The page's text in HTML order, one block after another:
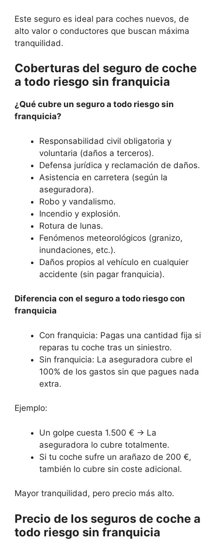
Este seguro es ideal para coches nuevos, de
alto valor o conductores que buscan máxima
tranquilidad.
Coberturas del seguro de coche
a todo riesgo sin franquicia
¿Qué cubre un seguro a todo riesgo sin
franquicia?
Responsabilidad civil obligatoria y
voluntaria (daños a terceros).
Defensa jurídica y reclamación de daños.
Asistencia en carretera (según la
aseguradora).
Robo y vandalismo.
Incendio y explosión.
Rotura de lunas.
Fenómenos meteorológicos (granizo,
inundaciones, etc.).
Daños propios al vehículo en cualquier
accidente (sin pagar franquicia).
Diferencia con el seguro a todo riesgo con
franquicia
Con franquicia: Pagas una cantidad fija si
reparas tu coche tras un siniestro.
Sin franquicia: La aseguradora cubre el
100% de los gastos sin que pagues nada
extra.
Ejemplo:
Un golpe cuesta 1.500 € → La
aseguradora lo cubre totalmente.
Si tu coche sufre un arañazo de 200 €,
también lo cubre sin coste adicional.
Mayor tranquilidad, pero precio más alto.
Precio de los seguros de coche a
todo riesgo sin franquicia